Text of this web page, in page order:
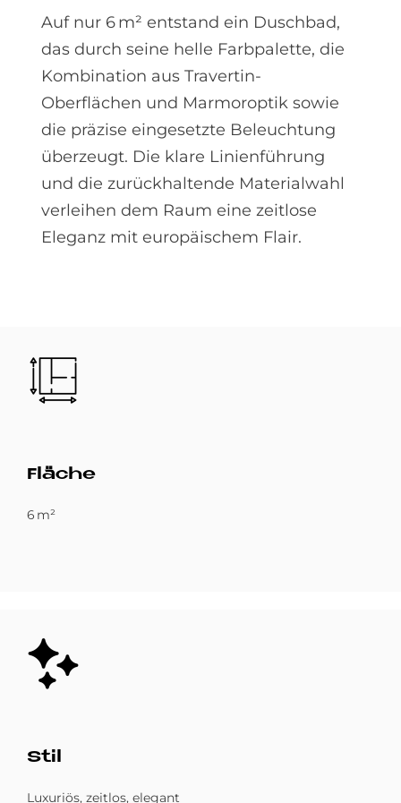
Auf nur 6 m² entstand ein Duschbad,
das durch seine helle Farbpalette, die
Kombination aus Travertin-
Oberflächen und Marmoroptik sowie
die präzise eingesetzte Beleuchtung
überzeugt. Die klare Linienführung
und die zurückhaltende Materialwahl
verleihen dem Raum eine zeitlose
Eleganz mit europäischem Flair.
Bild
Flä­che
6 m²
Bild
Stil
Luxuriös, zeitlos, elegant